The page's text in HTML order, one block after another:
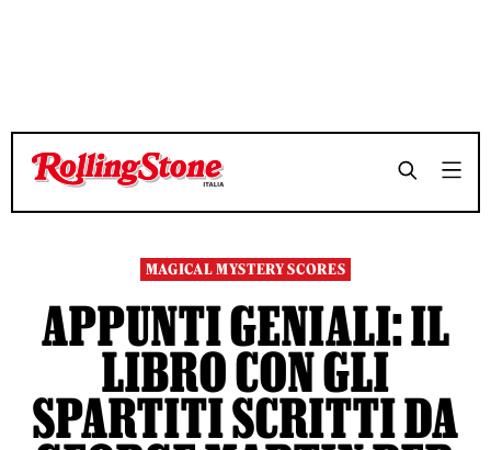
TEMPO DI LETTURA 6 MINUTI SHARE
TEMPO DI LETTURA 6 MINUTI SHARE
MAGICAL MYSTERY SCORES
APPUNTI GENIALI: IL
LIBRO CON GLI
SPARTITI SCRITTI DA